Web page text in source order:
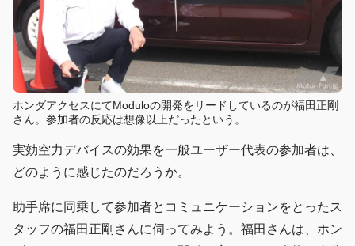
ホンダアクセスにてModuloの開発をリードしているのが福田正剛
さん。参加者の反応は想像以上だったという。
実効空力デバイスの効果を一般ユーザー代表の参加者は、
どのように感じたのだろうか。
助手席に同乗して参加者とコミュニケーションをとったス
タッフの福田正剛さんに伺ってみよう。福田さんは、ホン